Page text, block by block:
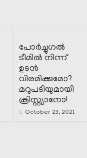
പോർച്ചുഗൽ
ടീമിൽ നിന്ന്
ഉടൻ
വിരമിക്കുമോ?
മറുപടിയുമായി
ക്രിസ്റ്റ്യാനോ!
October 23, 2021